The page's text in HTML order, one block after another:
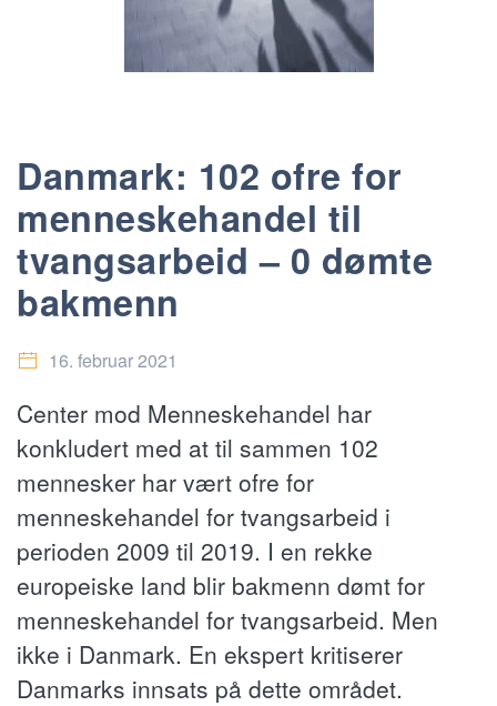
Danmark: 102 ofre for
menneskehandel til
tvangsarbeid – 0 dømte
bakmenn
16. februar 2021
Center mod Menneskehandel har
konkludert med at til sammen 102
mennesker har vært ofre for
menneskehandel for tvangsarbeid i
perioden 2009 til 2019. I en rekke
europeiske land blir bakmenn dømt for
menneskehandel for tvangsarbeid. Men
ikke i Danmark. En ekspert kritiserer
Danmarks innsats på dette området.